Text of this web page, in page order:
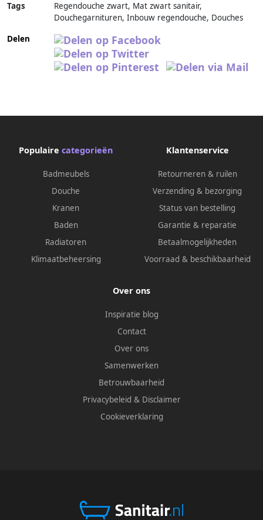
Tags
Regendouche zwart, Mat zwart sanitair,
Douchegarnituren, Inbouw regendouche, Douches
Delen
Populaire categorieën
Badmeubels
Douche
Kranen
Baden
Radiatoren
Klimaatbeheersing
Klantenservice
Retourneren & ruilen
Verzending & bezorging
Status van bestelling
Garantie & reparatie
Betaalmogelijkheden
Voorraad & beschikbaarheid
Over ons
Inspiratie blog
Contact
Over ons
Samenwerken
Betrouwbaarheid
Privacybeleid & Disclaimer
Cookieverklaring